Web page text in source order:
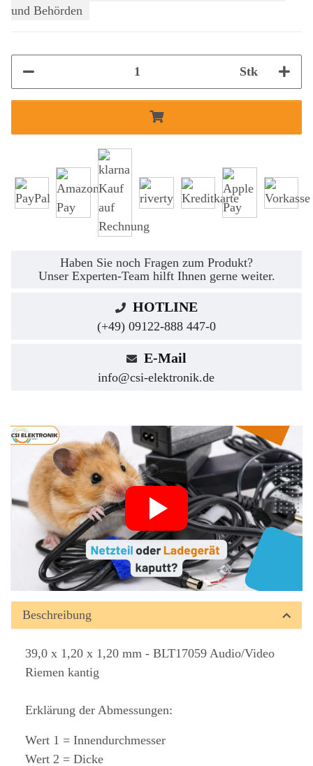
und Behörden
Stk
Haben Sie noch Fragen zum Produkt?
Unser Experten-Team hilft Ihnen gerne weiter.
HOTLINE
(+49) 09122-888 447-0
E-Mail
info@csi-elektronik.de
Beschreibung
39,0 x 1,20 x 1,20 mm - BLT17059 Audio/Video
Riemen kantig
Erklärung der Abmessungen:
Wert 1 = Innendurchmesser
Wert 2 = Dicke